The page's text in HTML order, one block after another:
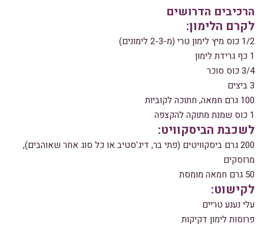
הרכיבים הדרושים
לקרם הלימון:
1/2 כוס מיץ לימון טרי (מ-2-3 לימונים)
1 כף גרידת לימון
3/4 כוס סוכר
3 ביצים
100 גרם חמאה, חתוכה לקוביות
1 כוס שמנת מתוקה להקצפה
לשכבת הביסקוויט:
200 גרם ביסקוויטים (פתי בר, דיג'סטיב או כל סוג אחר שאוהבים),
מרוסקים
50 גרם חמאה מומסת
לקישוט:
עלי נענע טריים
פרוסות לימון דקיקות